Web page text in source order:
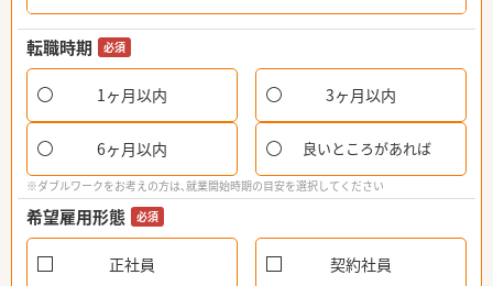
転職時期 必須
1ヶ月以内 3ヶ月以内
6ヶ月以内 良いところがあれば
※ダブルワークをお考えの方は、就業開始時期の目安を選択してください
希望雇用形態 必須
正社員 契約社員